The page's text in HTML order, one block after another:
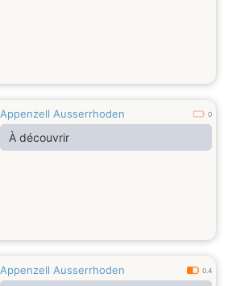
Appenzell Ausserrhoden 0
À découvrir
Appenzell Ausserrhoden 0.4